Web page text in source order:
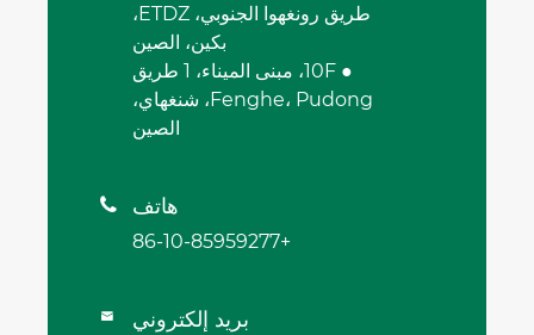
طريق رونغهوا الجنوبي، ETDZ،
بكين، الصين
● 10F، مبنى الميناء، 1 طريق
Fenghe، Pudong، شنغهاي،
الصين
 هاتف
+86-10-85959277
 بريد إلكتروني